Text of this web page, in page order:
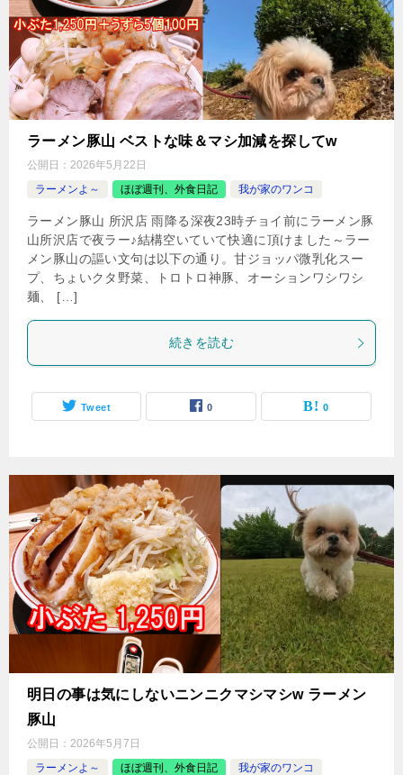
ラーメン豚山 ベストな味＆マシ加減を探してw
公開日： 2026年5月22日
ラーメンよ～
ほぼ週刊、外食日記 我が家のワンコ
ラーメン豚山 所沢店 雨降る深夜23時チョイ前にラーメン豚
山所沢店で夜ラー♪結構空いていて快適に頂けました～ラー
メン豚山の謳い文句は以下の通り。甘ジョッパ微乳化スー
プ、ちょいクタ野菜、トロトロ神豚、オーションワシワシ
麺、 […]
続きを読む
Tweet 0 0
明日の事は気にしないニンニクマシマシw ラーメン
豚山
公開日： 2026年5月7日
ラーメンよ～
ほぼ週刊、外食日記 我が家のワンコ